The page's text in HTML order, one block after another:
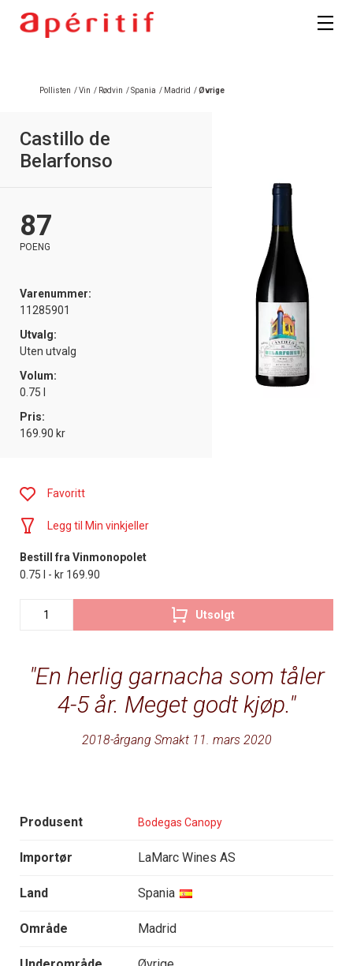
Pollisten /Vin / Rødvin /Spania / Madrid /Øvrige
Castillo de
Belarfonso
87
POENG
Varenummer:
11285901
Utvalg:
Uten utvalg
Volum:
0.75 l
Pris:
169.90 kr
En herlig garnacha som tåler
4-5 år. Meget godt kjøp.
2018-årgang Smakt 11. mars 2020
Produsent Bodegas Canopy
Importør LaMarc Wines AS
Land Spania
Område Madrid
Favoritt
Legg til Min vinkjeller
Bestill fra Vinmonopolet
0.75 l - kr 169.90
Utsolgt